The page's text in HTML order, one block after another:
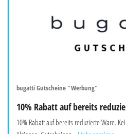
bugatti Gutscheine "Werbung"
10% Rabatt auf bereits
10% Rabatt auf bereits reduzierte Ware.